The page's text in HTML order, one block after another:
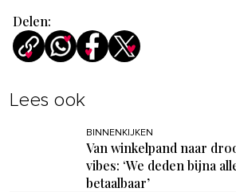
Delen:
Lees ook
BINNENKIJKEN
Van winkelpand naar
vibes: ‘We deden bijna
betaalbaar’